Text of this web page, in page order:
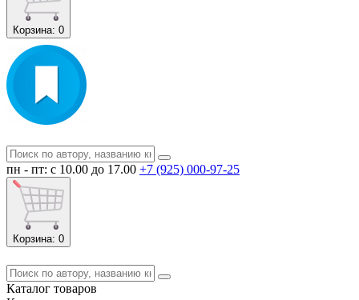
Корзина: 0
пн - пт: с 10.00 до 17.00 +7 (925) 000-97-25
Корзина: 0
Каталог товаров